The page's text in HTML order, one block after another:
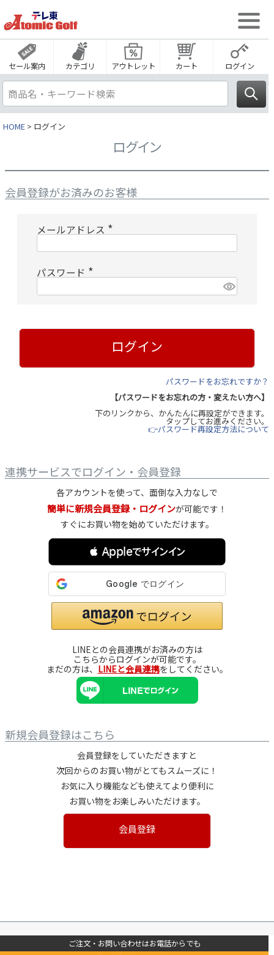
セール案内 カテゴリ アウトレット カート ログイン
HOME ログイン
ログイン
会員登録がお済みのお客様
メールアドレス
(
必
パスワード
(
ログイン
パスワードをお忘れですか？
【パスワードをお忘れの方・変えたい方へ】
下のリンクから、かんたんに再設定ができます。
タップしてお進みください。
👉パスワード再設定方法について
連携サービスでログイン・会員登録
各アカウントを使って、面倒な入力なしで
簡単に新規会員登録・ログインが可能です！
すぐにお買い物を始めていただけます。
 Appleでサインイン
LINEとの会員連携がお済みの方は
こちらからログインが可能です。
まだの方は、 LINEと会員連携をしてください。
新規会員登録はこちら
会員登録をしていただきますと
次回からのお買い物がとてもスムーズに！
お気に入り機能なども使えてより便利に
お買い物をお楽しみいただけます。
会員登録
ご注文・お問い合わせはお電話からでも